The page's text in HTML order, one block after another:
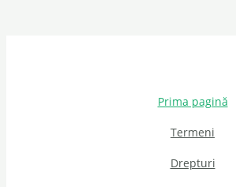
Prima pagină
Termeni
Drepturi